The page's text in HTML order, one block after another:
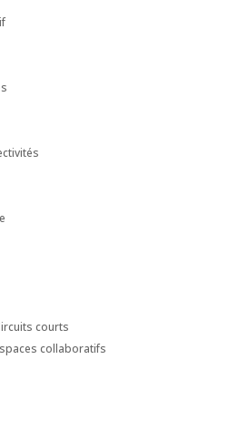
courts
collaboratifs